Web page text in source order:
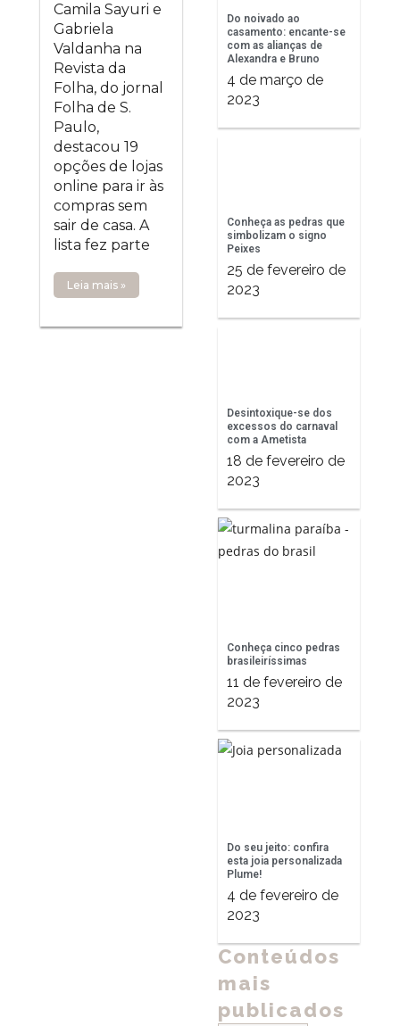
Camila Sayuri e
Gabriela
Valdanha na
Revista da
Folha, do jornal
Folha de S.
Paulo,
destacou 19
opções de lojas
online para ir às
compras sem
sair de casa. A
lista fez parte
Leia mais »
Do noivado ao
casamento: encante-se
com as alianças de
Alexandra e Bruno
4 de março de
2023
Conheça as pedras que
simbolizam o signo
Peixes
25 de fevereiro de
2023
Desintoxique-se dos
excessos do carnaval
com a Ametista
18 de fevereiro de
2023
Conheça cinco pedras
brasileiríssimas
11 de fevereiro de
2023
Do seu jeito: confira
esta joia personalizada
Plume!
4 de fevereiro de
2023
Conteúdos
mais
publicados